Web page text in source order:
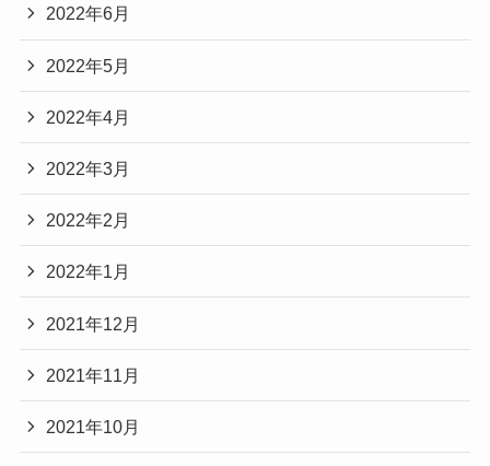
2022年6月
2022年5月
2022年4月
2022年3月
2022年2月
2022年1月
2021年12月
2021年11月
2021年10月